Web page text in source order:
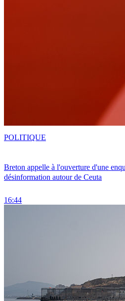
Breton appelle à l'ouverture d'une
désinformation autour de Ceuta
16:44
POLITIQUE